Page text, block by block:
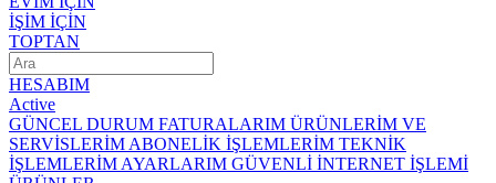
İŞİM İÇİN
TOPTAN
HESABIM
Active
GÜNCEL DURUM FATURALARIM ÜRÜNLERİM VE
SERVİSLERİM ABONELİK İŞLEMLERİM TEKNİK
İŞLEMLERİM AYARLARIM GÜVENLİ İNTERNET İŞLEMİ